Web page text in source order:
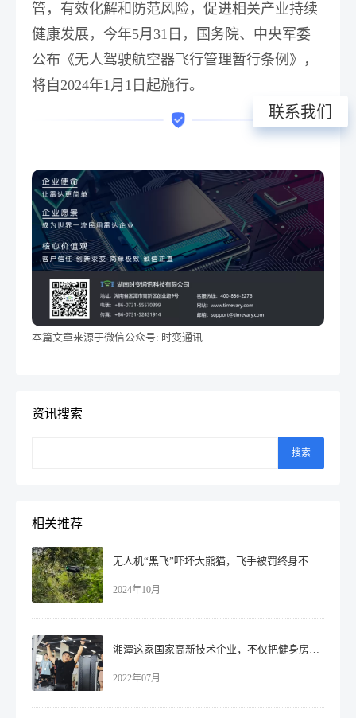
管，有效化解和防范风险，促进相关产业持续
健康发展，今年5月31日，国务院、中央军委
公布《无人驾驶航空器飞行管理暂行条例》，
将自2024年1月1日起施行。
本篇文章来源于微信公众号: 时变通讯
资讯搜索
搜索
相关推荐
无人机“黑飞”吓坏大熊猫，飞手被罚终身不许进入！
2024年10月
湘潭这家国家高新技术企业，不仅把健身房搬进公司，还聘请专业教练授课！
2022年07月
联系我们